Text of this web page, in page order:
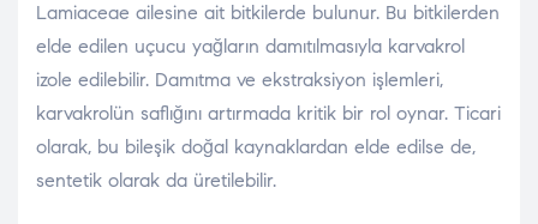
Lamiaceae ailesine ait bitkilerde bulunur. Bu bitkilerden
elde edilen uçucu yağların damıtılmasıyla karvakrol
izole edilebilir. Damıtma ve ekstraksiyon işlemleri,
karvakrolün saflığını artırmada kritik bir rol oynar. Ticari
olarak, bu bileşik doğal kaynaklardan elde edilse de,
sentetik olarak da üretilebilir.